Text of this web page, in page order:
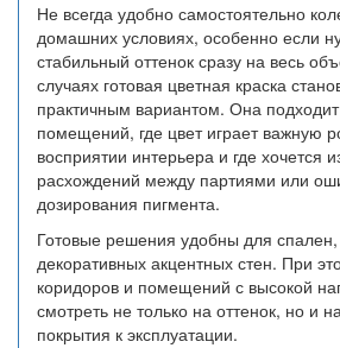
Не всегда удобно самостоятельно
домашних условиях, особенно если
стабильный оттенок сразу на весь
случаях готовая цветная краска
практичным вариантом. Она
помещений, где цвет играет важную
восприятии интерьера и где хочется
расхождений между партиями или
дозирования пигмента.
Готовые решения удобны для спален,
декоративных акцентных стен. При
коридоров и помещений с высокой
смотреть не только на оттенок, но и
покрытия к эксплуатации.